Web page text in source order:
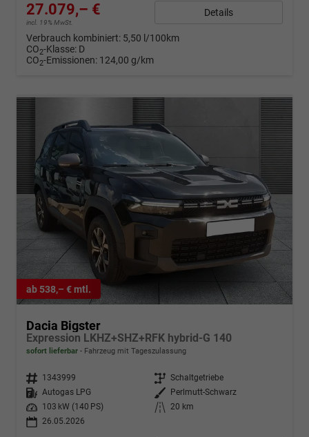
27.079,– €
incl. 19% MwSt.
Details
Verbrauch kombiniert: 5,50 l/100km
CO2-Klasse: D
CO2-Emissionen: 124,00 g/km
ab 538,– € mtl.
Dacia Bigster
Expression LKHZ+SHZ+RFK hybrid-G 140
sofort lieferbar Fahrzeug mit Tageszulassung
Fahrzeugnr. 1343999 Getriebe Schaltgetriebe
Kraftstoff Autogas LPG Außenfarbe
Perlmutt-Schwarz
Leistung
103 kW (140 PS) Kilometerstand
20 km
26.05.2026